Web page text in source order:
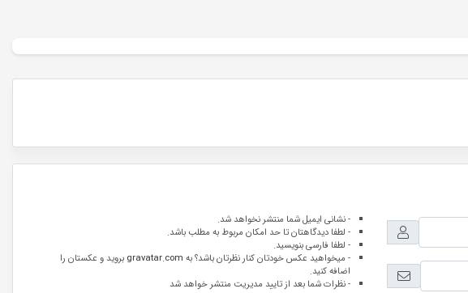
- نشانی ایمیل شما منتشر نخواهد شد.
- لطفا دیدگاهتان تا حد امکان مربوط به مطلب باشد.
- لطفا فارسی بنویسید.
- میخواهید عکس خودتان کنار نظرتان باشد؟ به gravatar.com بروید و عکستان را
اضافه کنید.
- نظرات شما بعد از تایید مدیریت منتشر خواهد شد